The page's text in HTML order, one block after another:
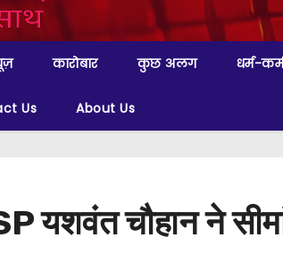
कारोबार कुछ अलग धर्म-कर्म
Us About Us
यशवंत चौहान ने